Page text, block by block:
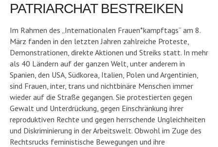
PATRIARCHAT BESTREIKEN
Im Rahmen des „Internationalen Frauen*kampftags“ am 8.
März fanden in den letzten Jahren zahlreiche Proteste,
Demonstrationen, direkte Aktionen und Streiks statt. In mehr
als 40 Ländern auf der ganzen Welt, unter anderem in
Spanien, den USA, Südkorea, Italien, Polen und Argentinien,
sind Frauen, inter, trans und nichtbinäre Menschen immer
wieder auf die Straße gegangen. Sie protestierten gegen
Gewalt und Unterdrückung, gegen Einschränkung ihrer
reproduktiven Rechte und gegen herrschende Ungleichheiten
und Diskriminierung in der Arbeitswelt. Obwohl im Zuge des
Rechtsrucks feministische Bewegungen und ihre